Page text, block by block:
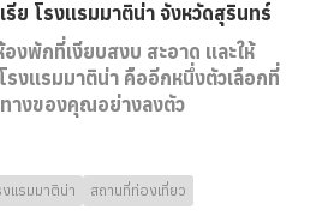
รีย โรงแรมมาติน่า จังหวัดสุรินทร์
งพักที่เงียบสงบ สะอาด และให้
งแรมมาติน่า คืออีกหนึ่งตัวเลือกที่
างของคุณอย่างลงตัว
แรมมาติน่า สถานที่ท่องเที่ยว